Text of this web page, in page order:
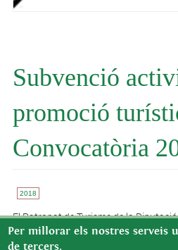
Subvenció
promoció
Convocatòria
2018
El Patronat de Turisme de la
l'Ajuntament de Benifallet una
realització de programes concrets i
Per millorar els nostres serveis
de tercers.